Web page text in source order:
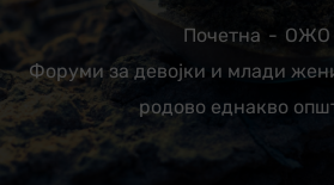
Почетна
ОЖО
Форуми за девојки и млади
родово еднакво